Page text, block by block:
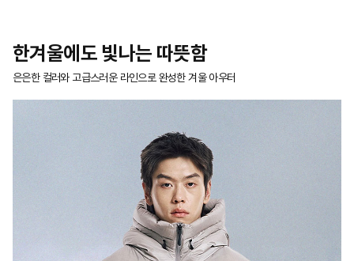
한겨울에도 빛나는 따뜻함
은은한 컬러와 고급스러운 라인으로 완성한 겨울 아우터